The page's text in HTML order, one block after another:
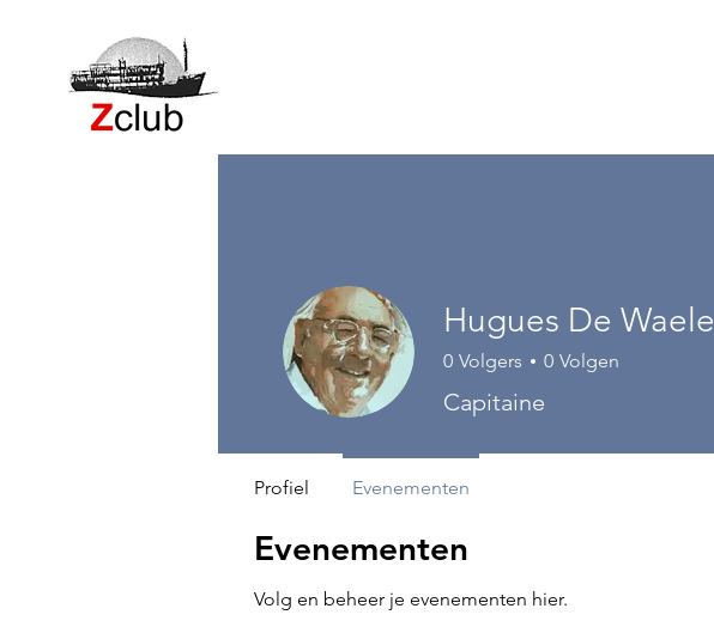
Evenementen
Volg en beheer je evenementen hier.
Hugues De Waele
0 Volgers 0 Volgen
Capitaine
Profiel Evenementen